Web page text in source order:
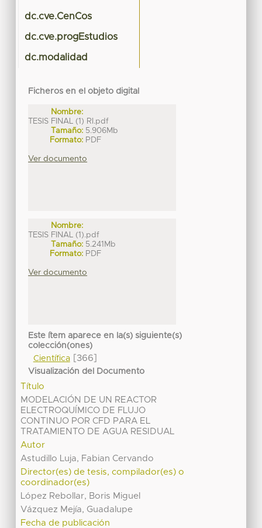
dc.cve.CenCos
dc.cve.progEstudios
dc.modalidad
Ficheros en el objeto digital
Nombre:
TESIS FINAL (1) RI.pdf
Tamaño: 5.906Mb
Formato: PDF
Ver documento
Nombre:
TESIS FINAL (1).pdf
Tamaño: 5.241Mb
Formato: PDF
Ver documento
Este ítem aparece en la(s) siguiente(s)
colección(ones)
Científica[366]
Visualización del Documento
Título
MODELACIÓN DE UN REACTOR
ELECTROQUÍMICO DE FLUJO
CONTINUO POR CFD PARA EL
TRATAMIENTO DE AGUA RESIDUAL
Autor
Astudillo Luja, Fabian Cervando
Director(es) de tesis, compilador(es) o
coordinador(es)
López Rebollar, Boris Miguel
Vázquez Mejía, Guadalupe
Fecha de publicación